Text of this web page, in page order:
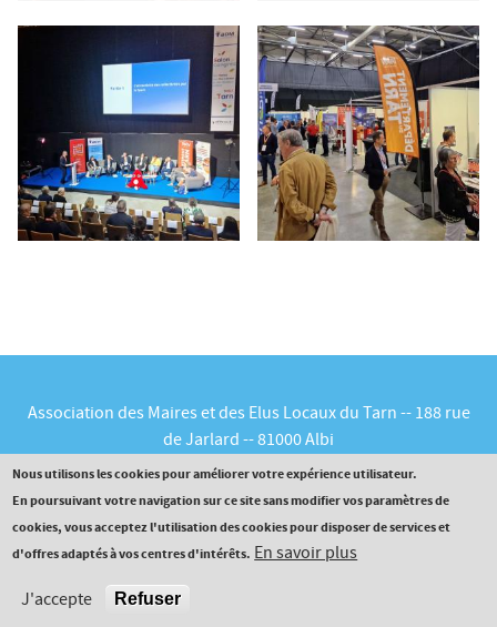
Association des Maires et des Elus Locaux du Tarn -- 188 rue
de Jarlard -- 81000 Albi
Tél :05.63.60.16.30-- Courriel :contact@maires81.asso.fr
Norma WCAG 2.0 (Level AAA)
Nous utilisons les cookies pour améliorer votre expérience utilisateur.
En poursuivant votre navigation sur ce site sans modifier vos paramètres de
cookies, vous acceptez l'utilisation des cookies pour disposer de services et
d'offres adaptés à vos centres d'intérêts. En savoir plus
J'accepte Refuser